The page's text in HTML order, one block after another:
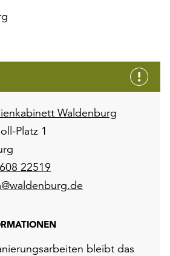
Waldenburg
Platz 1
22519
bleibt das